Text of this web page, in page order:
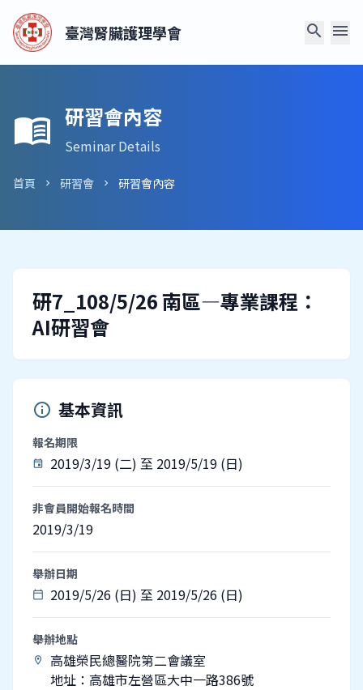
臺灣腎臟護理學會 search menu
menu_book 研習會內容
Seminar Details
首頁 chevron_right 研習會 chevron_right 研習會內容
研7_108/5/26 南區—專業課程：
AI研習會
info 基本資訊
報名期限
event 2019/3/19 (二) 至 2019/5/19 (日)
非會員開始報名時間
2019/3/19
舉辦日期
calendar_today 2019/5/26 (日) 至 2019/5/26 (日)
舉辦地點
location_on
高雄榮民總醫院第二會議室
地址：高雄市左營區大中一路386號